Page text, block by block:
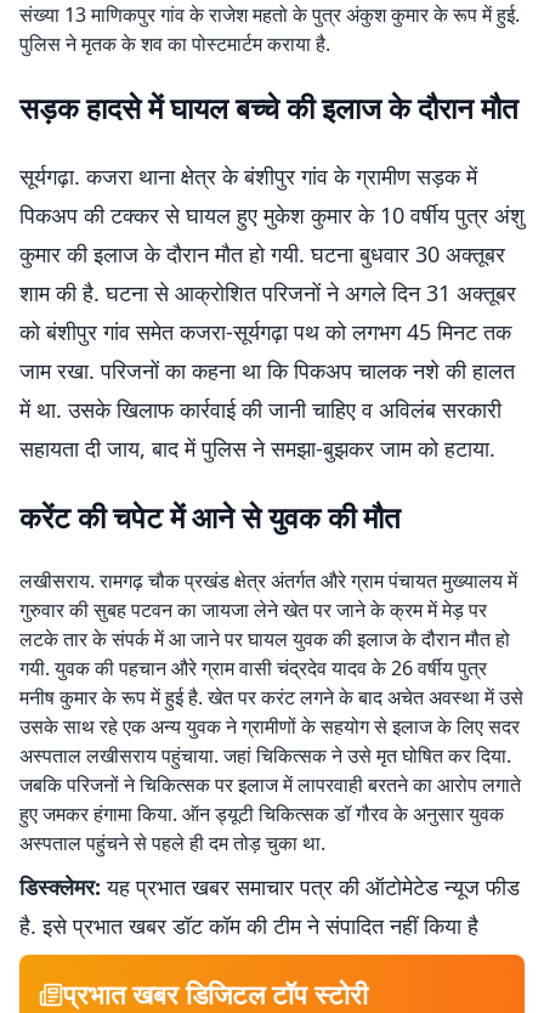
संख्या 13 माणिकपुर गांव के राजेश महतो के पुत्र अंकुश कुमार के रूप में हुई.
पुलिस ने मृतक के शव का पोस्टमार्टम कराया है.
सड़क हादसे में घायल बच्चे की इलाज के दौरान मौत
सूर्यगढ़ा. कजरा थाना क्षेत्र के बंशीपुर गांव के ग्रामीण सड़क में
पिकअप की टक्कर से घायल हुए मुकेश कुमार के 10 वर्षीय पुत्र अंशु
कुमार की इलाज के दौरान मौत हो गयी. घटना बुधवार 30 अक्तूबर
शाम की है. घटना से आक्रोशित परिजनों ने अगले दिन 31 अक्तूबर
को बंशीपुर गांव समेत कजरा-सूर्यगढ़ा पथ को लगभग 45 मिनट तक
जाम रखा. परिजनों का कहना था कि पिकअप चालक नशे की हालत
में था. उसके खिलाफ कार्रवाई की जानी चाहिए व अविलंब सरकारी
सहायता दी जाय, बाद में पुलिस ने समझा-बुझकर जाम को हटाया.
करेंट की चपेट में आने से युवक की मौत
लखीसराय. रामगढ़ चौक प्रखंड क्षेत्र अंतर्गत औरे ग्राम पंचायत मुख्यालय में
गुरुवार की सुबह पटवन का जायजा लेने खेत पर जाने के क्रम में मेड़ पर
लटके तार के संपर्क में आ जाने पर घायल युवक की इलाज के दौरान मौत हो
गयी. युवक की पहचान औरे ग्राम वासी चंद्रदेव यादव के 26 वर्षीय पुत्र
मनीष कुमार के रूप में हुई है. खेत पर करंट लगने के बाद अचेत अवस्था में उसे
उसके साथ रहे एक अन्य युवक ने ग्रामीणों के सहयोग से इलाज के लिए सदर
अस्पताल लखीसराय पहुंचाया. जहां चिकित्सक ने उसे मृत घोषित कर दिया.
जबकि परिजनों ने चिकित्सक पर इलाज में लापरवाही बरतने का आरोप लगाते
हुए जमकर हंगामा किया. ऑन ड्यूटी चिकित्सक डॉ गौरव के अनुसार युवक
अस्पताल पहुंचने से पहले ही दम तोड़ चुका था.
डिस्क्लेमर: यह प्रभात खबर समाचार पत्र की ऑटोमेटेड न्यूज फीड
है. इसे प्रभात खबर डॉट कॉम की टीम ने संपादित नहीं किया है
प्रभात खबर डिजिटल टॉप स्टोरी